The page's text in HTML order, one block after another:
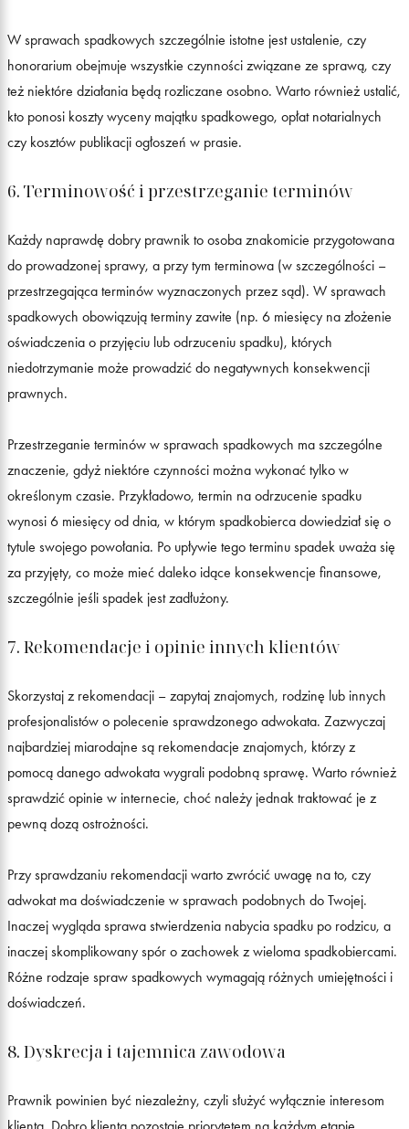
W sprawach spadkowych szczególnie istotne jest ustalenie, czy
honorarium obejmuje wszystkie czynności związane ze sprawą, czy
też niektóre działania będą rozliczane osobno. Warto również ustalić,
kto ponosi koszty wyceny majątku spadkowego, opłat notarialnych
czy kosztów publikacji ogłoszeń w prasie.
6. Terminowość i przestrzeganie terminów
Każdy naprawdę dobry prawnik to osoba znakomicie przygotowana
do prowadzonej sprawy, a przy tym terminowa (w szczególności –
przestrzegająca terminów wyznaczonych przez sąd). W sprawach
spadkowych obowiązują terminy zawite (np. 6 miesięcy na złożenie
oświadczenia o przyjęciu lub odrzuceniu spadku), których
niedotrzymanie może prowadzić do negatywnych konsekwencji
prawnych.
Przestrzeganie terminów w sprawach spadkowych ma szczególne
znaczenie, gdyż niektóre czynności można wykonać tylko w
określonym czasie. Przykładowo, termin na odrzucenie spadku
wynosi 6 miesięcy od dnia, w którym spadkobierca dowiedział się o
tytule swojego powołania. Po upływie tego terminu spadek uważa się
za przyjęty, co może mieć daleko idące konsekwencje finansowe,
szczególnie jeśli spadek jest zadłużony.
7. Rekomendacje i opinie innych klientów
Skorzystaj z rekomendacji – zapytaj znajomych, rodzinę lub innych
profesjonalistów o polecenie sprawdzonego adwokata. Zazwyczaj
najbardziej miarodajne są rekomendacje znajomych, którzy z
pomocą danego adwokata wygrali podobną sprawę. Warto również
sprawdzić opinie w internecie, choć należy jednak traktować je z
pewną dozą ostrożności.
Przy sprawdzaniu rekomendacji warto zwrócić uwagę na to, czy
adwokat ma doświadczenie w sprawach podobnych do Twojej.
Inaczej wygląda sprawa stwierdzenia nabycia spadku po rodzicu, a
inaczej skomplikowany spór o zachowek z wieloma spadkobiercami.
Różne rodzaje spraw spadkowych wymagają różnych umiejętności i
doświadczeń.
8. Dyskrecja i tajemnica zawodowa
Prawnik powinien być niezależny, czyli służyć wyłącznie interesom